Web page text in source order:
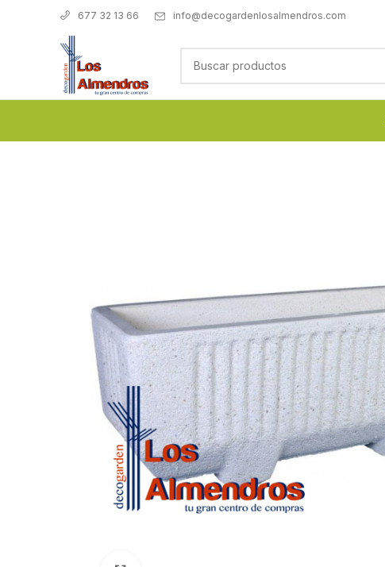
677 32 13 66 info@decogardenlosalmendros.com